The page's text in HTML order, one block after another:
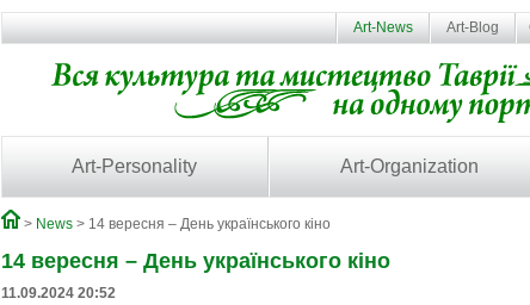
Art-News Art-Blog
Art-Personality Art-Organization
> News > 14 вересня – День українського кіно
14 вересня – День українського кіно
11.09.2024 20:52